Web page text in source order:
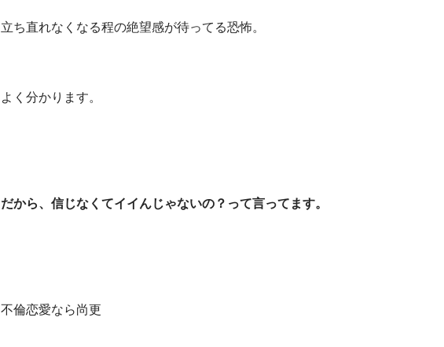
立ち直れなくなる程の絶望感が待ってる恐怖。
よく分かります。
だから、信じなくてイイんじゃないの？って言ってます。
不倫恋愛なら尚更